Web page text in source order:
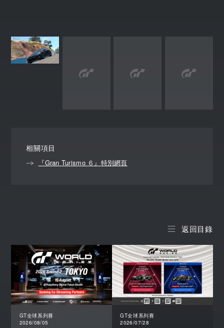
相關項目
『Gran Turismo ６』特別網頁
返回目錄
GT全球系列賽
2026/08/05
GT全球系列賽
2026/07/28